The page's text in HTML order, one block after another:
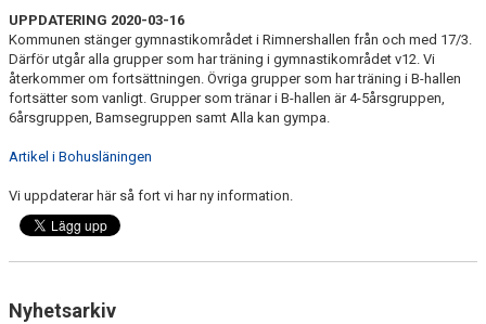
UPPDATERING 2020-03-16
Kommunen stänger gymnastikområdet i Rimnershallen från och med 17/3.
Därför utgår alla grupper som har träning i gymnastikområdet v12. Vi
återkommer om fortsättningen. Övriga grupper som har träning i B-hallen
fortsätter som vanligt. Grupper som tränar i B-hallen är 4-5årsgruppen,
6årsgruppen, Bamsegruppen samt Alla kan gympa.
Artikel i Bohusläningen
Vi uppdaterar här så fort vi har ny information.
Nyhetsarkiv